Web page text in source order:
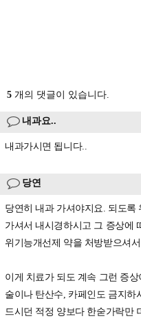
5 개의 댓글이 있습니다.
내과요..
내과가시면 됩니다..
당연
당연히 내과 가셔야지요. 되도록
가셔서 내시경하시고 그 증상에
위기능개선제 약을 처방받으셔
이게 치료가 되도 계속 그런 증
술이나 탄산수, 카페인도 금지하
드시던 적정 양보다 한숟가락만